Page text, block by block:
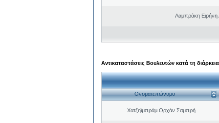
Λαμπράκη Ειρήνη
Αντικαταστάσεις Βουλευτών κατά τη
Ονοματεπώνυμο
Χατζηϊμπράμ Ορχάν Σαμπρή